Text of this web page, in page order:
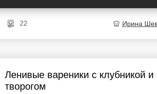
22 Ирина
Ленивые вареники с клубникой и
творогом